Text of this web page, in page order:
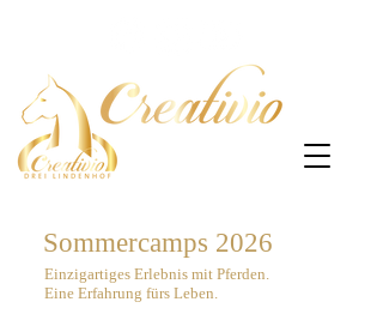
Sommercamps 2026
Einzigartiges Erlebnis mit Pferden.
Eine Erfahrung fürs Leben.